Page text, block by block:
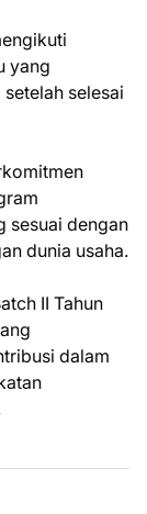
yang
selesai
sesuai dengan
dunia usaha.
II Tahun
dalam